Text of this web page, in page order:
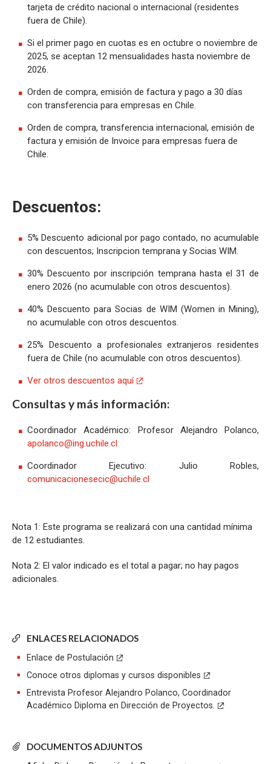
ENLACES RELACIONADOS
Enlace de Postulación
Conoce otros diplomas y cursos disponibles
Entrevista Profesor Alejandro Polanco, Coordinador
Académico Diploma en Dirección de Proyectos.
DOCUMENTOS ADJUNTOS
tarjeta de crédito nacional o internacional (residentes
fuera de Chile).
Si el primer pago en cuotas es en octubre o noviembre de
2025, se aceptan 12 mensualidades hasta noviembre de
2026.
Orden de compra, emisión de factura y pago a 30 días
con transferencia para empresas en Chile.
Orden de compra, transferencia internacional, emisión de
factura y emisión de Invoice para empresas fuera de
Chile.
Descuentos:
5% Descuento adicional por pago contado, no acumulable
con descuentos; Inscripcion temprana y Socias WIM.
30% Descuento por inscripción temprana hasta el 31 de
enero 2026 (no acumulable con otros descuentos).
40% Descuento para Socias de WIM (Women in Mining),
no acumulable con otros descuentos.
25% Descuento a profesionales extranjeros residentes
fuera de Chile (no acumulable con otros descuentos).
Ver otros descuentos aquí
Consultas y más información:
Coordinador Académico: Profesor Alejandro Polanco,
apolanco@ing.uchile.cl
Coordinador Ejecutivo: Julio Robles,
comunicacionesecic@uchile.cl
Nota 1: Este programa se realizará con una cantidad mínima
de 12 estudiantes.
Nota 2: El valor indicado es el total a pagar; no hay pagos
adicionales.